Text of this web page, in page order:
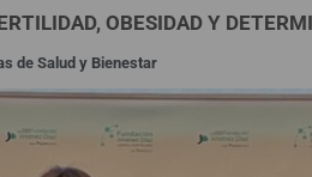
OBESIDAD Y
de Salud y Bienestar